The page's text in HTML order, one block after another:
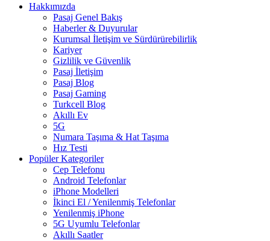
Hakkımızda
Pasaj Genel Bakış
Haberler & Duyurular
Kurumsal İletişim ve Sürdürürebilirlik
Kariyer
Gizlilik ve Güvenlik
Pasaj İletişim
Pasaj Blog
Pasaj Gaming
Turkcell Blog
Akıllı Ev
5G
Numara Taşıma & Hat Taşıma
Hız Testi
Popüler Kategoriler
Cep Telefonu
Android Telefonlar
iPhone Modelleri
İkinci El / Yenilenmiş Telefonlar
Yenilenmiş iPhone
5G Uyumlu Telefonlar
Akıllı Saatler